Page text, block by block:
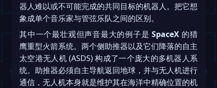
器人难以或不可能完成的共同目标的机器人。把它想
象成单个音乐家与管弦乐队之间的区别。
其中一个最壮观但声音最大的例子是SpaceX 的猎
鹰重型火箭系统。两个侧助推器以及它们降落的自主
太空港无人机 (ASDS) 构成了一个庞大的多机器人系
统。助推器必须自主导航返回地球，并与无人机进行
通信，无人机本身就是维护其在海洋中精确位置的机